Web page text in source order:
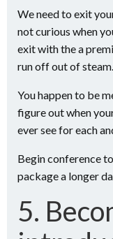
We need to exit
not curious when
exit with the a
run off out of steam.
You happen to be
figure out when
ever see for each
Begin conference
package a longer
5.